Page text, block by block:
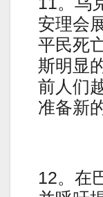
安理会
平民死
斯明显
前人们
准备新
12。在